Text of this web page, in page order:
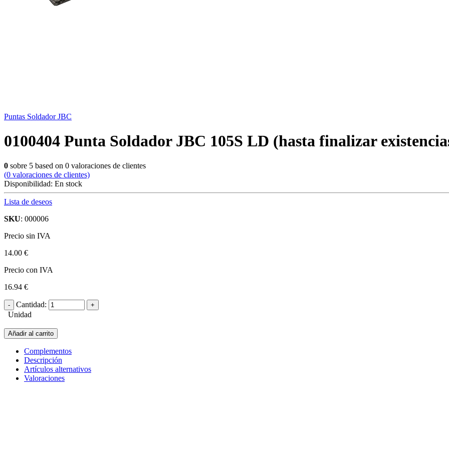
Puntas Soldador JBC
0100404 Punta Soldador JBC 105S LD (hasta finalizar
0 sobre 5 based on 0 valoraciones de clientes
(0 valoraciones de clientes)
Disponibilidad: En stock
Lista de deseos
SKU: 000006
Precio sin IVA
14.00 €
Precio con IVA
16.94 €
Cantidad:
Unidad
Añadir al carrito
Complementos
Descripción
Artículos alternativos
Valoraciones